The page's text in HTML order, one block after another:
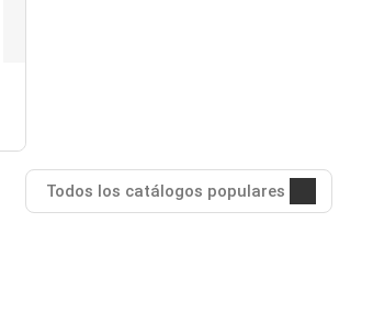
Todos los catálogos populares